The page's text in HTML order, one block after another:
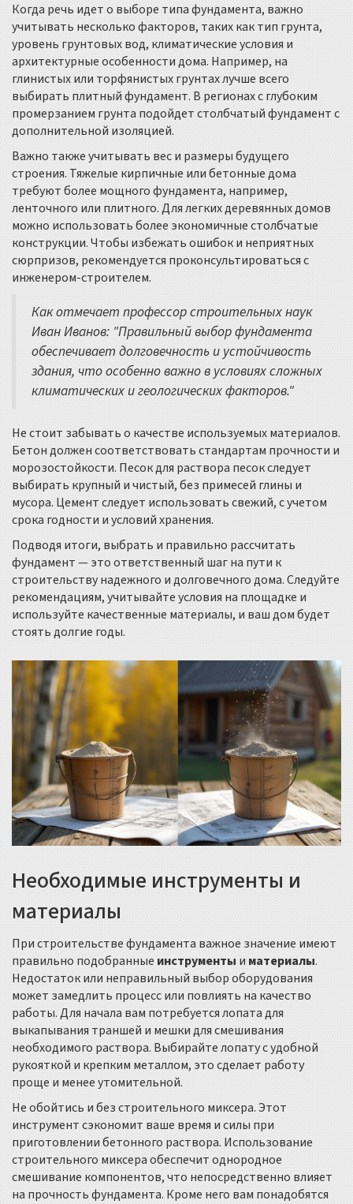
Когда речь идет о выборе типа фундамента, важно
учитывать несколько факторов, таких как тип грунта,
уровень грунтовых вод, климатические условия и
архитектурные особенности дома. Например, на
глинистых или торфянистых грунтах лучше всего
выбирать плитный фундамент. В регионах с глубоким
промерзанием грунта подойдет столбчатый фундамент с
дополнительной изоляцией.
Важно также учитывать вес и размеры будущего
строения. Тяжелые кирпичные или бетонные дома
требуют более мощного фундамента, например,
ленточного или плитного. Для легких деревянных домов
можно использовать более экономичные столбчатые
конструкции. Чтобы избежать ошибок и неприятных
сюрпризов, рекомендуется проконсультироваться с
инженером-строителем.
Как отмечает профессор строительных наук
Иван Иванов: "Правильный выбор фундамента
обеспечивает долговечность и устойчивость
здания, что особенно важно в условиях сложных
климатических и геологических факторов."
Не стоит забывать о качестве используемых материалов.
Бетон должен соответствовать стандартам прочности и
морозостойкости. Песок для раствора песок следует
выбирать крупный и чистый, без примесей глины и
мусора. Цемент следует использовать свежий, с учетом
срока годности и условий хранения.
Подводя итоги, выбрать и правильно рассчитать
фундамент — это ответственный шаг на пути к
строительству надежного и долговечного дома. Следуйте
рекомендациям, учитывайте условия на площадке и
используйте качественные материалы, и ваш дом будет
стоять долгие годы.
Необходимые инструменты и
материалы
При строительстве фундамента важное значение имеют
правильно подобранные инструменты иматериалы.
Недостаток или неправильный выбор оборудования
может замедлить процесс или повлиять на качество
работы. Для начала вам потребуется лопата для
выкапывания траншей и мешки для смешивания
необходимого раствора. Выбирайте лопату с удобной
рукояткой и крепким металлом, это сделает работу
проще и менее утомительной.
Не обойтись и без строительного миксера. Этот
инструмент сэкономит ваше время и силы при
приготовлении бетонного раствора. Использование
строительного миксера обеспечит однородное
смешивание компонентов, что непосредственно влияет
на прочность фундамента. Кроме него вам понадобятся